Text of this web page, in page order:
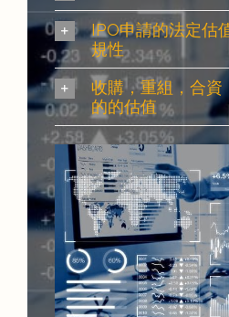
IPO申請的法定估
規性
收購，重組，合資
的的估值